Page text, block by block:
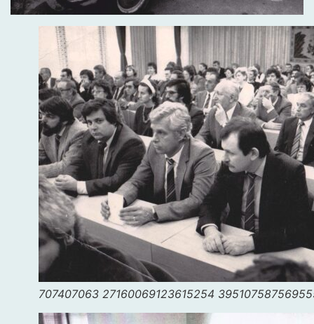
707407063 27160069123615254